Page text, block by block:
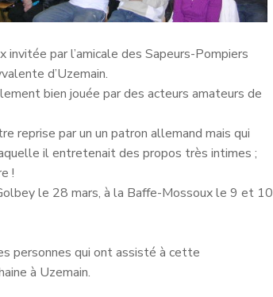
par l’amicale des Sapeurs-Pompiers
d’Uzemain.
bien jouée par des acteurs amateurs de
reprise par un un patron allemand mais qui
il entretenait des propos très intimes ;
!
le 28 mars, à la Baffe-Mossoux le 9 et 10
personnes qui ont assisté à cette
à Uzemain.